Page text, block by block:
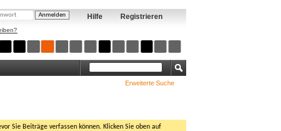
Registrieren
Hilfe
Erweiterte Suche
Sie Beiträge verfassen können. Klicken Sie oben auf